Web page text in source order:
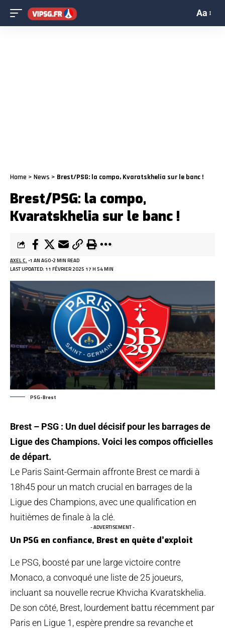
Aa
Home > News > Brest/PSG: la compo, Kvaratskhelia sur le banc !
Brest/PSG: la compo,
Kvaratskhelia sur le banc !
LAST UPDATED: 11 FÉVRIER 2025 17 H 54 MIN
AXEL C. 1 AN AGO 2 MIN READ
PSG-Brest
Brest – PSG : Un duel décisif pour les barrages de
Ligue des Champions. Voici les compos officielles
de départ.
Le Paris Saint-Germain affronte Brest ce mardi à
18h45 pour un match crucial en barrages de la
Ligue des Champions, avec une qualification en
huitièmes de finale à la clé.
- ADVERTISEMENT -
Un PSG en confiance, Brest en quête d’exploit
Le PSG, boosté par une large victoire contre
Monaco, a convoqué une liste de 25 joueurs,
incluant sa nouvelle recrue Khvicha Kvaratskhelia.
De son côté, Brest, lourdement battu récemment par
Paris en Ligue 1, espère prendre sa revanche et